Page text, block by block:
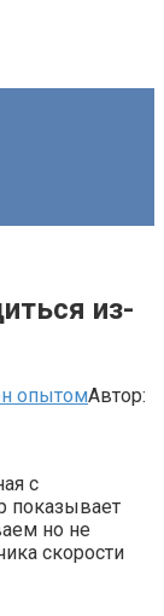
из-
опытомАвтор:
с
показывает
но не
скорости